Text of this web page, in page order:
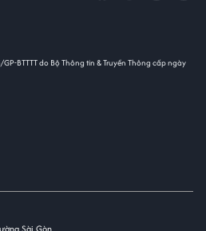
BTTTT do Bộ Thông tin & Truyền Thông cấp ngày